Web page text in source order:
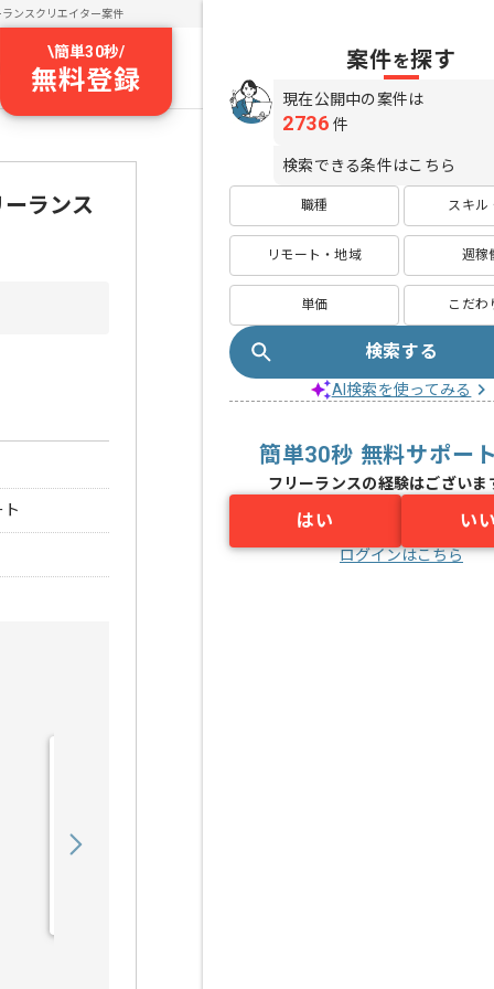
ランスクリエイター案件
\簡単30秒/
無料登録
ランス
案件を探す
現在公開中の案件は
2736 件
検索できる条件はこちら
職種 スキル
リモート・地域 週稼
単価 こだわ
検索する
AI検索を使ってみる
簡単30秒 無料サポー
フリーランスの経験はございま
はい い
ログインはこちら